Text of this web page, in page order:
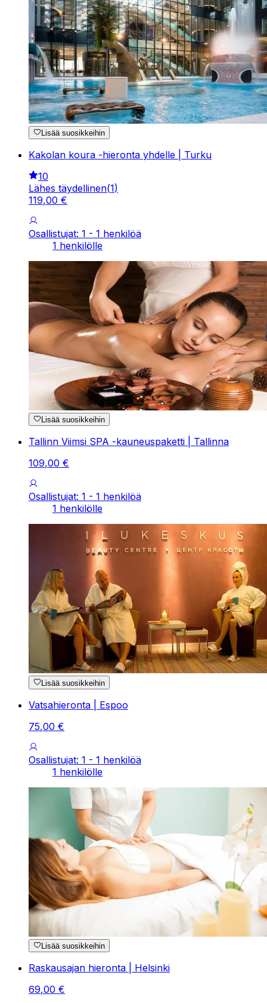
Lisää suosikkeihin
Kakolan koura -hieronta yhdelle | Turku
10
Lähes täydellinen(1)
119,00 €
Osallistujat: 1 - 1 henkilöä
1 henkilölle
Lisää suosikkeihin
Tallinn Viimsi SPA -kauneuspaketti | Tallinna
109,00 €
Osallistujat: 1 - 1 henkilöä
1 henkilölle
Lisää suosikkeihin
Vatsahieronta | Espoo
75,00 €
Osallistujat: 1 - 1 henkilöä
1 henkilölle
Lisää suosikkeihin
Raskausajan hieronta | Helsinki
69,00 €